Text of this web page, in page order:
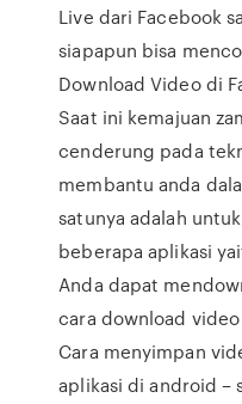
Live dari Facebook
siapapun bisa
Download Video di
Saat ini kemajuan
cenderung pada
membantu anda
satunya adalah
beberapa aplikasi
Anda dapat
cara download
Cara menyimpan
aplikasi di android –